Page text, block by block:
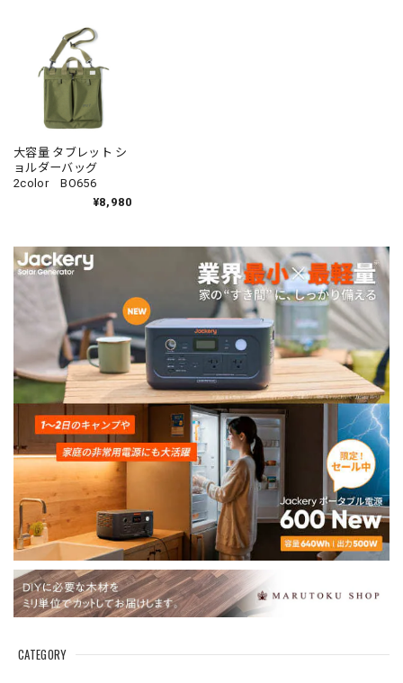
CATEGORY
大容量 タブレット シ
ョルダーバッグ
2color BO656
¥8,980